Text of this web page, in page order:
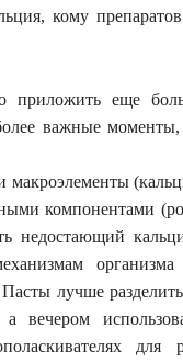
кому
приложить еще
важные моменты,
компонентами
недостающий
организма
лучше
вечером
для